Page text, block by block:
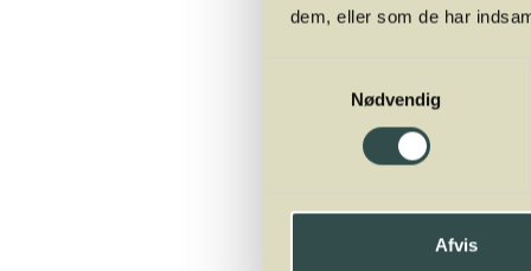
dem, eller som de har
Nødvendig
Afvis
rolle i tyskernes
vinbønder intet om
en jævn drue. De
ovenikøbet bliver
Vi skal desuden helt